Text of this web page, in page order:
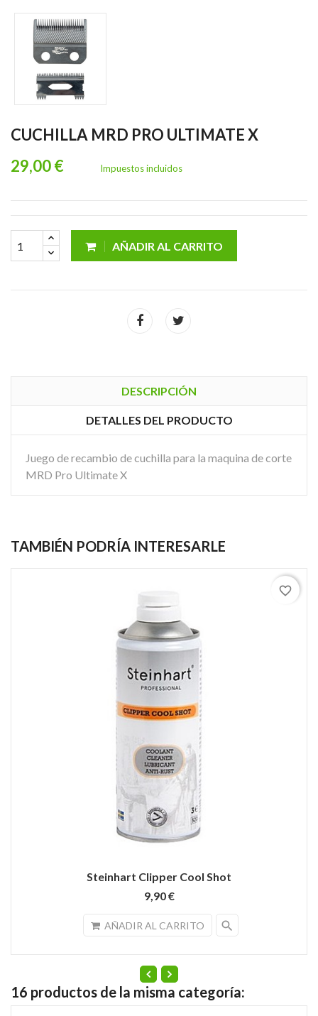
CUCHILLA MRD PRO ULTIMATE X
29,00 €
Impuestos incluidos
AÑADIR AL CARRITO
DESCRIPCIÓN
DETALLES DEL PRODUCTO
Juego de recambio de cuchilla para la maquina de corte
MRD Pro Ultimate X
TAMBIÉN PODRÍA INTERESARLE
Steinhart Clipper Cool Shot
9,90 €
AÑADIR AL CARRITO search
favorite_border
16 productos de la misma categoría: